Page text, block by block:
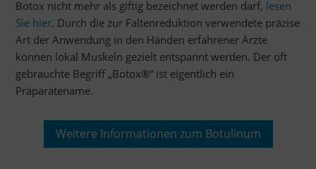
Botox nicht mehr als giftig bezeichnet werden darf, lesen
Sie hier. Durch die zur Faltenreduktion verwendete präzise
Art der Anwendung in den Händen erfahrener Ärzte
können lokal Muskeln gezielt entspannt werden. Der oft
gebrauchte Begriff „Botox®“ ist eigentlich ein
Präparatename.
Weitere Informationen zum Botulinum